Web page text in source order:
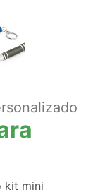
kit mini